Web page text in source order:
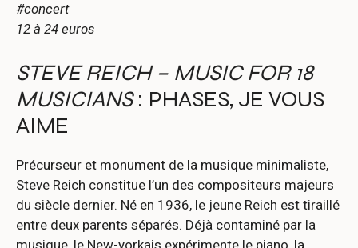
#concert
12 à 24 euros
STEVE REICH – MUSIC FOR 18
MUSICIANS: PHASES, JE VOUS
AIME
Précurseur et monument de la musique minimaliste,
Steve Reich constitue l’un des compositeurs majeurs
du siècle dernier. Né en 1936, le jeune Reich est tiraillé
entre deux parents séparés. Déjà contaminé par la
musique, le New-yorkais expérimente le piano, la